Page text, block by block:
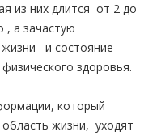
из них длится от 2 до
, а зачастую
жизни и состояние
здоровья.
который
жизни, уходят